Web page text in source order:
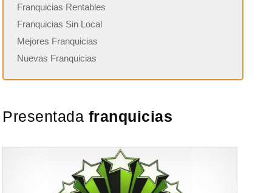
Franquicias Rentables
Franquicias Sin Local
Mejores Franquicias
Nuevas Franquicias
Presentada franquicias